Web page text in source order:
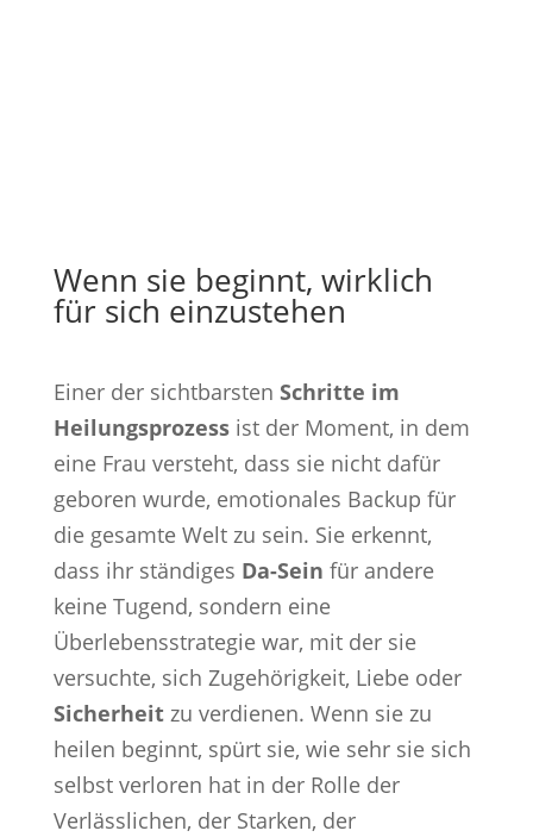
Wenn sie beginnt, wirklich
für sich einzustehen
Einer der sichtbarsten Schritte im
Heilungsprozessist der Moment, in dem
eine Frau versteht, dass sie nicht dafür
geboren wurde, emotionales Backup für
die gesamte Welt zu sein. Sie erkennt,
dass ihr ständiges Da-Sein für andere
keine Tugend, sondern eine
Überlebensstrategie war, mit der sie
versuchte, sich Zugehörigkeit, Liebe oder
Sicherheitzu verdienen. Wenn sie zu
heilen beginnt, spürt sie, wie sehr sie sich
selbst verloren hat in der Rolle der
Verlässlichen, der Starken, der